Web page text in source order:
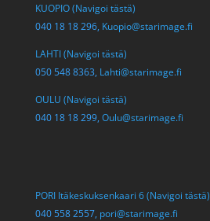
KUOPIO (Navigoi tästä)
040 18 18 296, Kuopio@starimage.fi
LAHTI (Navigoi tästä)
050 548 8363, Lahti@starimage.fi
OULU (Navigoi tästä)
040 18 18 299, Oulu@starimage.fi
PORI Itäkeskuksenkaari 6 (Navigoi tästä)
040 558 2557, pori@starimage.fi